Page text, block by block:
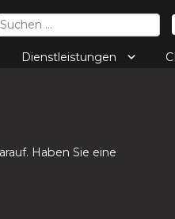
Dienstleistungen
Haben Sie eine